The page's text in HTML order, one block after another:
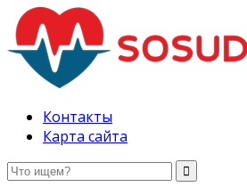
Здоровые сосуды, лечение и профилактика
Контакты
Карта сайта